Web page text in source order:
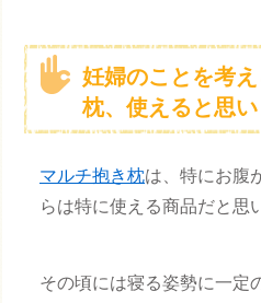
妊婦のことを考
枕、使えると思い
マルチ抱き枕は、特にお腹
らは特に使える商品だと思
その頃には寝る姿勢に一定